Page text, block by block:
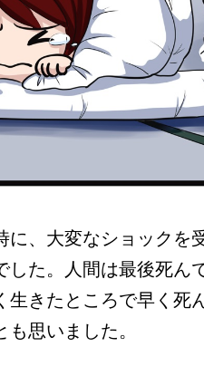
、大変なショックを
た。人間は最後死ん
きたところで早く死
思いました。